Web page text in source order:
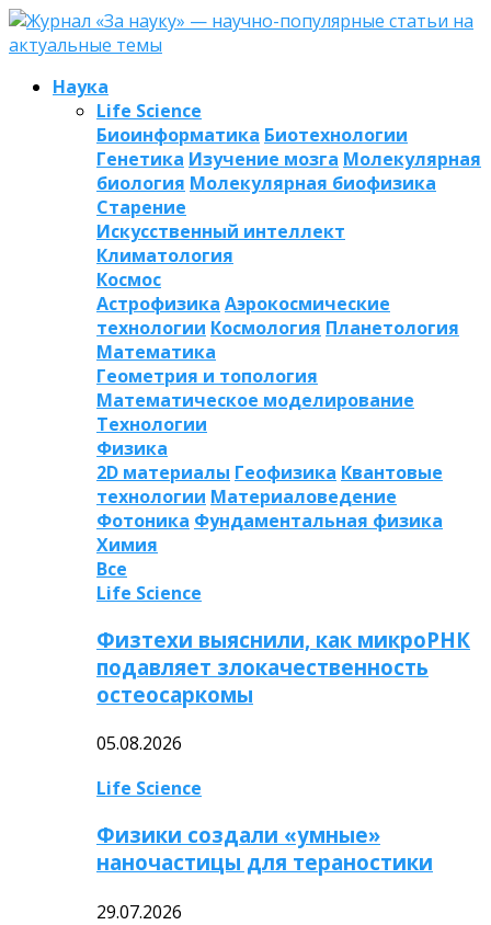
Наука
Life Science
Биоинформатика Биотехнологии
Генетика Изучение мозга Молекулярная
биология Молекулярная биофизика
Старение
Искусственный интеллект
Климатология
Космос
Астрофизика Аэрокосмические
технологии Космология Планетология
Математика
Геометрия и топология
Математическое моделирование
Технологии
Физика
2D материалы Геофизика Квантовые
технологии Материаловедение
Фотоника Фундаментальная физика
Химия
Все
Life Science
Физтехи выяснили, как микроРНК
подавляет злокачественность
остеосаркомы
05.08.2026
Life Science
Физики создали «умные»
наночастицы для тераностики
29.07.2026